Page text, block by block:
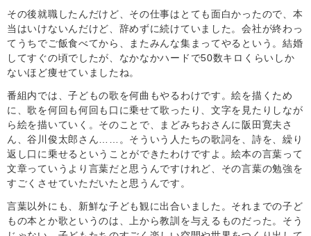
その後就職したんだけど、その仕事はとても面白かったので、本
当はいけないんだけど、辞めずに続けていました。会社が終わっ
てうちでご飯食べてから、またみんな集まってやるという。結婚
してすぐの頃でしたが、なかなかハードで50数キロくらいしか
ないほど痩せていましたね。
番組内では、子どもの歌を何曲もやるわけです。絵を描くため
に、歌を何回も何回も口に乗せて歌ったり、文字を見たりしなが
ら絵を描いていく。そのことで、まどみちおさんに阪田寛夫さ
ん、谷川俊太郎さん……。そういう人たちの歌詞を、詩を、繰り
返し口に乗せるということができたわけですよ。絵本の言葉って
文章っていうより言葉だと思うんですけれど、その言葉の勉強を
すごくさせていただいたと思うんです。
言葉以外にも、新鮮な子ども観に出合いました。それまでの子ど
もの本とか歌というのは、上から教訓を与えるものだった。そう